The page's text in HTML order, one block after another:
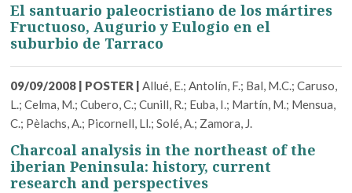
El santuario paleocristiano de los mártires
Fructuoso, Augurio y Eulogio en el
suburbio de Tarraco
09/09/2008 | POSTER | Allué, E.; Antolín, F.; Bal, M.C.; Caruso,
L.; Celma, M.; Cubero, C.; Cunill, R.; Euba, I.; Martín, M.; Mensua,
C.; Pèlachs, A.; Picornell, Ll.; Solé, A.; Zamora, J.
Charcoal analysis in the northeast of the
iberian Peninsula: history, current
research and perspectives